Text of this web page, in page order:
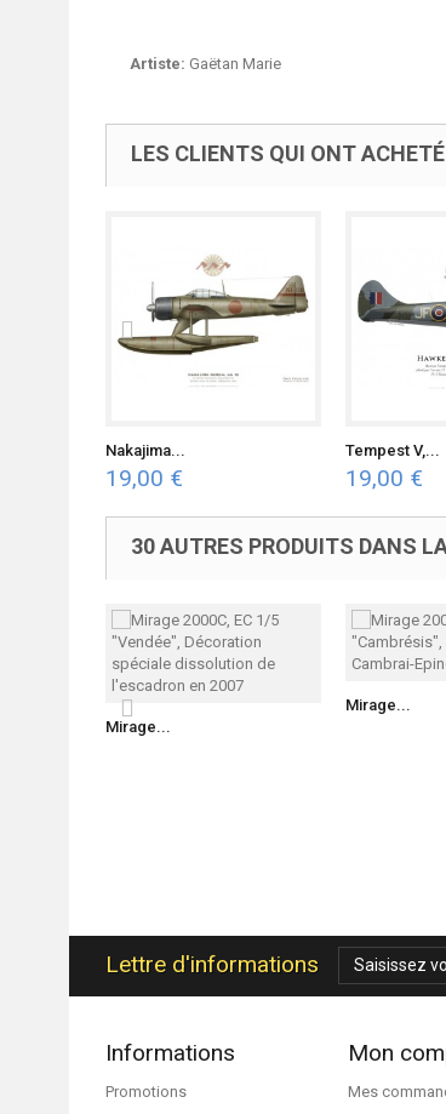
Artiste: Gaëtan Marie
LES CLIENTS QUI ONT
Nakajima...
19,00 €
Tempest V,...
19,00 €
30 AUTRES PRODUITS DANS
Mirage...
Mirage...
Lettre d'informations
Informations
Promotions
Mon
Mes